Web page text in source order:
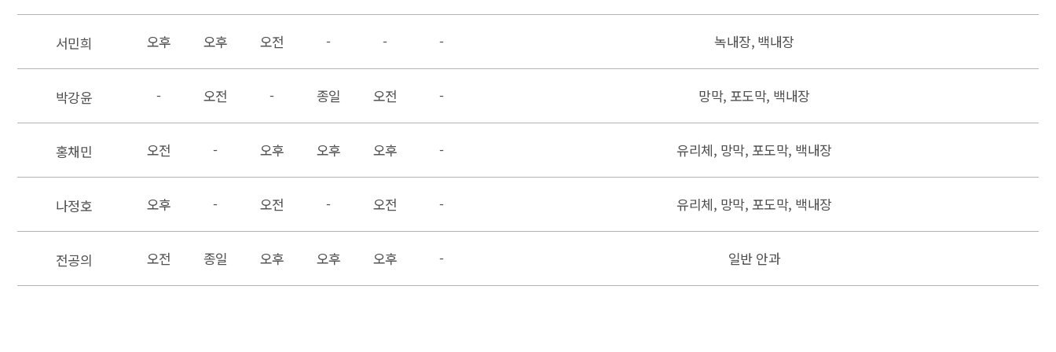
서민희 오후 오후 오전 - - - 녹내장, 백내장
박강윤 - 오전 - 종일 오전 - 망막, 포도막, 백내장
홍채민 오전 - 오후 오후 오후 - 유리체, 망막, 포도막, 백내장
나정호 오후 - 오전 - 오전 - 유리체, 망막, 포도막, 백내장
전공의 오전 종일 오후 오후 오후 - 일반 안과